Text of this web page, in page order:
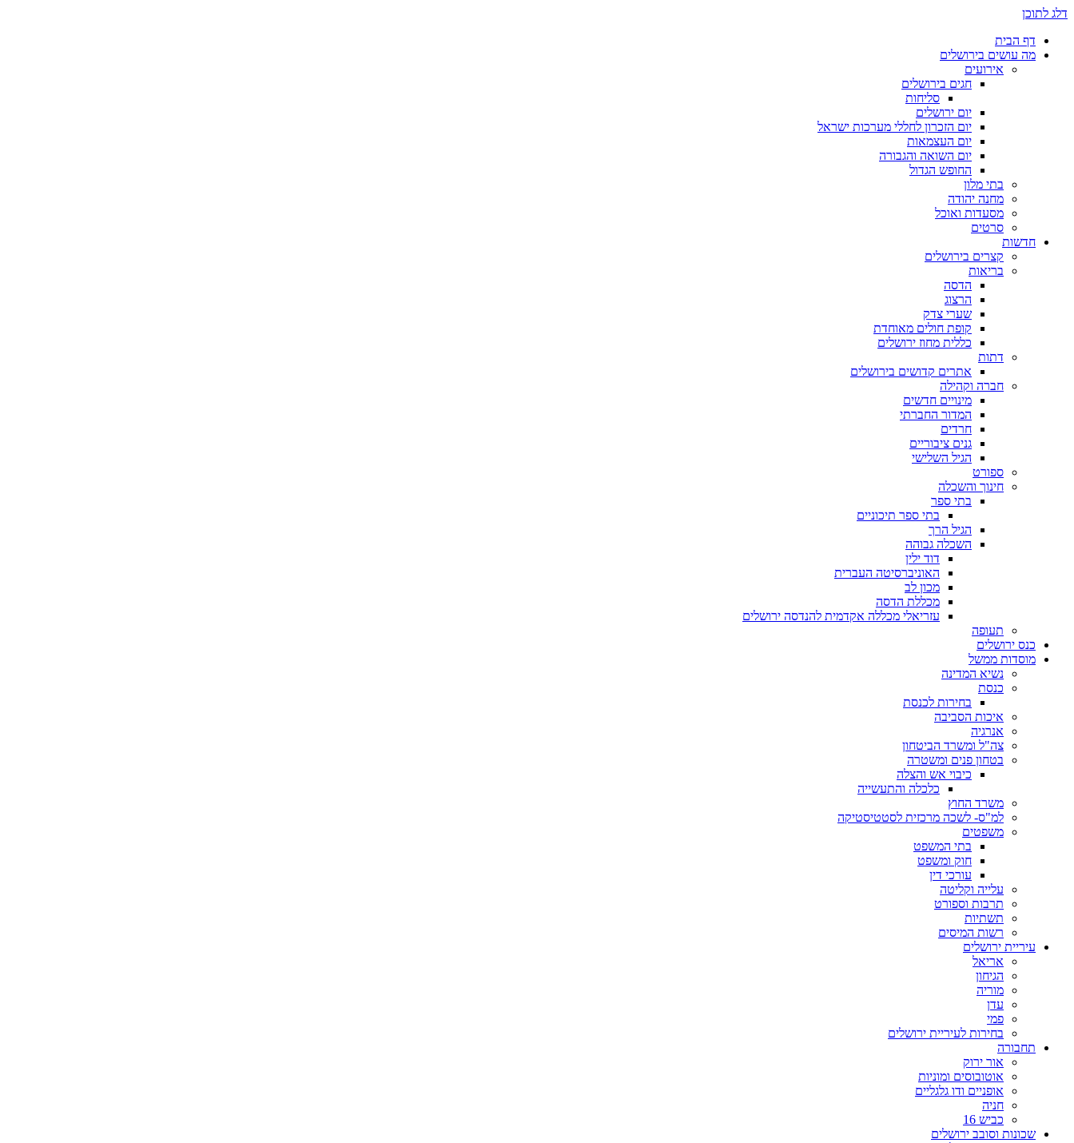
דלג לתוכן
דף הבית
מה עושים בירושלים
אירועים
חגים בירושלים
סליחות
יום ירושלים
יום הזכרון לחללי מערכות ישראל
יום העצמאות
יום השואה והגבורה
החופש הגדול
בתי מלון
מחנה יהודה
מסעדות ואוכל
סרטים
חדשות
קצרים בירושלים
בריאות
הדסה
הרצוג
שערי צדק
קופת חולים מאוחדת
כללית מחוז ירושלים
דתות
אתרים קדושים בירושלים
חברה וקהילה
מינויים חדשים
המדור החברתי
חרדים
גנים ציבוריים
הגיל השלישי
ספורט
חינוך והשכלה
בתי ספר
בתי ספר תיכוניים
הגיל הרך
השכלה גבוהה
דוד ילין
האוניברסיטה העברית
מכון לב
מכללת הדסה
עזריאלי מכללה אקדמית להנדסה ירושלים
תעופה
כנס ירושלים
מוסדות ממשל
נשיא המדינה
כנסת
בחירות לכנסת
איכות הסביבה
אנרגיה
צה"ל ומשרד הביטחון
בטחון פנים ומשטרה
כיבוי אש והצלה
כלכלה והתעשייה
משרד החוץ
למ"ס- לשכה מרכזית לסטטיסטיקה
משפטים
בתי המשפט
חוק ומשפט
עורכי דין
עלייה וקליטה
תרבות וספורט
תשתיות
רשות המיסים
עיריית ירושלים
אריאל
הגיחון
מוריה
עדן
פמי
בחירות לעיריית ירושלים
תחבורה
אור ירוק
אוטובוסים ומוניות
אופניים ודו גלגליים
חניה
כביש 16
שכונות וסובב ירושלים